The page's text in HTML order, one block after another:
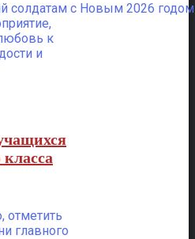
солдатам с Новым 2026
к
и
отметить
главного